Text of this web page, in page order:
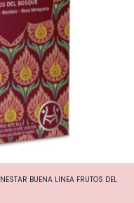
BUENA LINEA FRUTOS DEL